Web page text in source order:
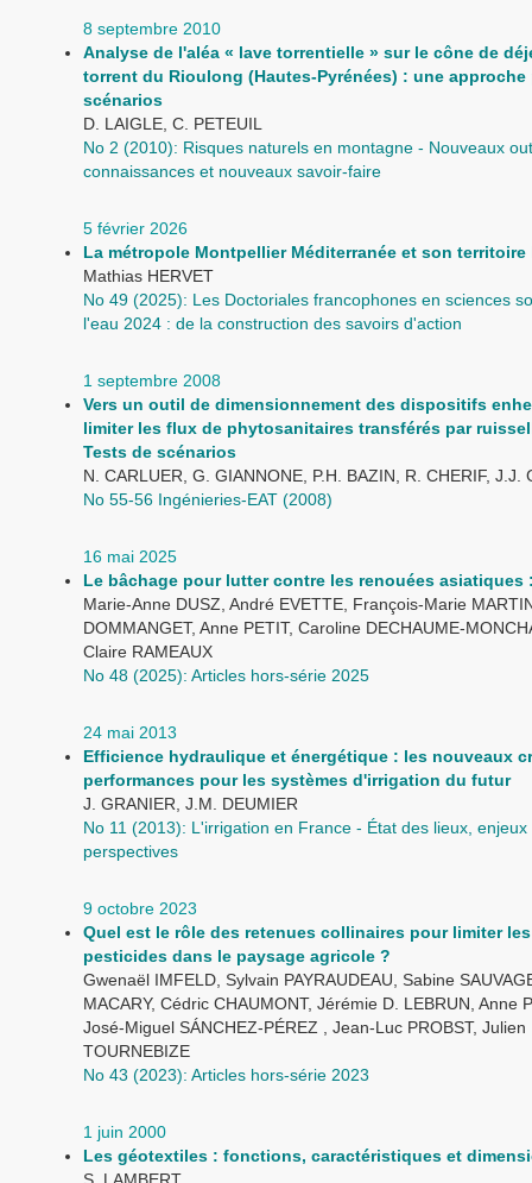
8 septembre 2010
Analyse de l'aléa « lave torrentielle » sur le cône de
torrent du Rioulong (Hautes-Pyrénées) : une approche
scénarios
D. LAIGLE, C. PETEUIL
No 2 (2010): Risques naturels en montagne - Nouveaux
connaissances et nouveaux savoir-faire
5 février 2026
La métropole Montpellier Méditerranée et son
Mathias HERVET
No 49 (2025): Les Doctoriales francophones en sciences
l'eau 2024 : de la construction des savoirs d'action
1 septembre 2008
Vers un outil de dimensionnement des dispositifs
limiter les flux de phytosanitaires transférés par
Tests de scénarios
N. CARLUER, G. GIANNONE, P.H. BAZIN, R. CHERIF, J.J.
No 55-56 Ingénieries-EAT (2008)
16 mai 2025
Le bâchage pour lutter contre les renouées asiatiques
Marie-Anne DUSZ, André EVETTE, François-Marie
DOMMANGET, Anne PETIT, Caroline DECHAUME-
Claire RAMEAUX
No 48 (2025): Articles hors-série 2025
24 mai 2013
Efficience hydraulique et énergétique : les nouveaux
performances pour les systèmes d'irrigation du futur
J. GRANIER, J.M. DEUMIER
No 11 (2013): L'irrigation en France - État des lieux, enjeux
perspectives
9 octobre 2023
Quel est le rôle des retenues collinaires pour limiter
pesticides dans le paysage agricole ?
Gwenaël IMFELD, Sylvain PAYRAUDEAU, Sabine
MACARY, Cédric CHAUMONT, Jérémie D. LEBRUN, Anne
José-Miguel SÁNCHEZ-PÉREZ , Jean-Luc PROBST, Julien
TOURNEBIZE
No 43 (2023): Articles hors-série 2023
1 juin 2000
Les géotextiles : fonctions, caractéristiques et